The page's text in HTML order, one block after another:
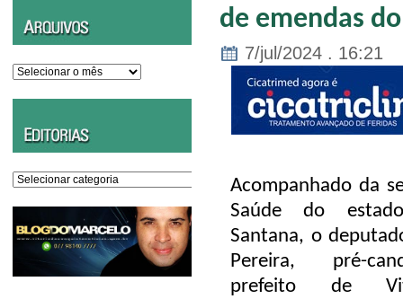
Arquivos
Editorias
de emendas
7/jul/2024 . 16:21
Acompanhado da
Saúde do
Santana, o
Pereira, pré-
prefeito de